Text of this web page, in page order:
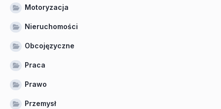
Motoryzacja
Nieruchomości
Obcojęzyczne
Praca
Prawo
Przemysł